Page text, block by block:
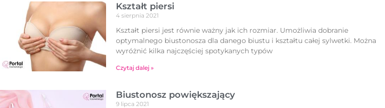
Kształt piersi
4 sierpnia 2021
Kształt piersi jest równie ważny jak ich rozmiar. Umożliwia dobranie
optymalnego biustonosza dla danego biustu i kształtu całej sylwetki. Można
wyróżnić kilka najczęściej spotykanych typów
Czytaj dalej »
Biustonosz powiększający
9 lipca 2021